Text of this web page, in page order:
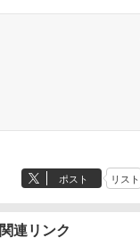
ポスト リスト
関連リンク